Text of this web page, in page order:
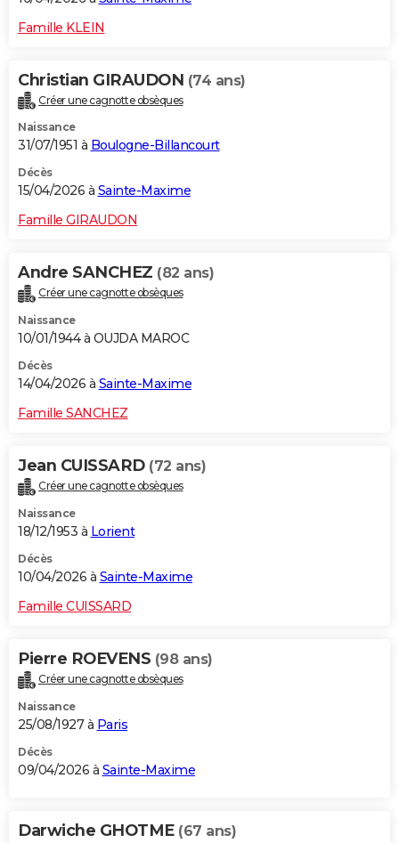
Famille KLEIN
Christian GIRAUDON (74 ans)
Créer une cagnotte obsèques
Naissance
31/07/1951 à Boulogne-Billancourt
Décès
15/04/2026 à Sainte-Maxime
Famille GIRAUDON
Andre SANCHEZ (82 ans)
Créer une cagnotte obsèques
Naissance
10/01/1944 à OUJDA MAROC
Décès
14/04/2026 à Sainte-Maxime
Famille SANCHEZ
Jean CUISSARD (72 ans)
Créer une cagnotte obsèques
Naissance
18/12/1953 à Lorient
Décès
10/04/2026 à Sainte-Maxime
Famille CUISSARD
Pierre ROEVENS (98 ans)
Créer une cagnotte obsèques
Naissance
25/08/1927 à Paris
Décès
09/04/2026 à Sainte-Maxime
Darwiche GHOTME (67 ans)